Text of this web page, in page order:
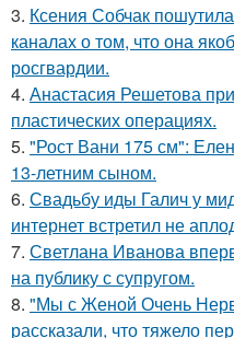
3. Ксения Собчак
каналах о том, что она
росгвардии.
4. Анастасия Решетова
пластических операциях.
5. "Рост Вани 175 см":
13-летним сыном.
6. Свадьбу иды Галич у
интернет встретил не
7. Светлана Иванова
на публику с супругом.
8. "Мы с Женой Очень
рассказали, что тяжело